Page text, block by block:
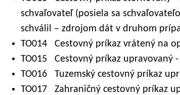
schvaľovateľ (posiela sa
schválil – zdrojom dát v druhom
TO014 Cestovný príkaz vrátený na
TO015 Cestovný príkaz upravovaný
TO016 Tuzemský cestovný príkaz
TO017 Zahraničný cestovný príkaz